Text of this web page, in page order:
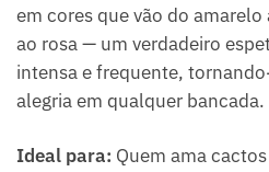
em cores que vão do
ao rosa — um verdadeiro
intensa e frequente,
alegria em qualquer bancada.
Ideal para: Quem ama